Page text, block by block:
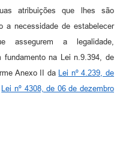
atribuições que lhes são
a necessidade de estabelecer
assegurem a legalidade,
fundamento na Lei n.9.394, de
Anexo II da
Lei nº 4.239, de
Lei nº 4308, de 06 de dezembro